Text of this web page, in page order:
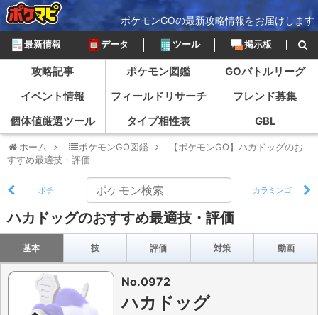
ポケモンGOの最新攻略情報をお届けします
最新情報 データ ツール 掲示板
攻略記事 ポケモン図鑑
GOバトルリーグ
イベント情報
フィールドリサーチ
フレンド募集
個体値厳選ツール
タイプ相性表 GBL
ホーム ポケモンGO図鑑
【ポケモンGO】ハカドッグのお
すすめ最適技・評価
ボチ カラミンゴ
ハカドッグのおすすめ最適技・評価
基本 技 評価 対策 動画
No.0972
ハカドッグ